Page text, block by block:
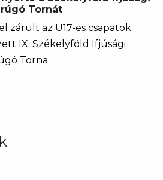
Tornát
zárult az U17-es csapatok
IX. Székelyföld Ifjúsági
Torna.